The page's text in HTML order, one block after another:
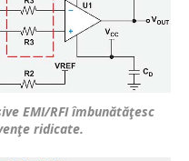
EMI/RFI îmbunătăţesc
ridicate.